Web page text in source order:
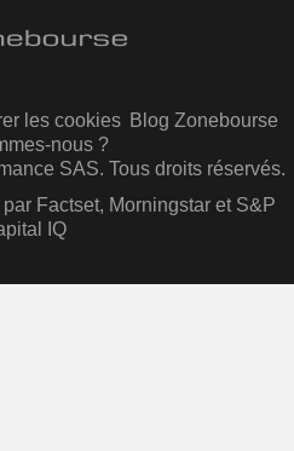
les cookies Blog Zonebourse
nous ?
SAS. Tous droits réservés.
Factset, Morningstar et S&P
IQ